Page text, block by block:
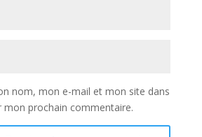
nom, mon e-mail et mon site dans
mon prochain commentaire.